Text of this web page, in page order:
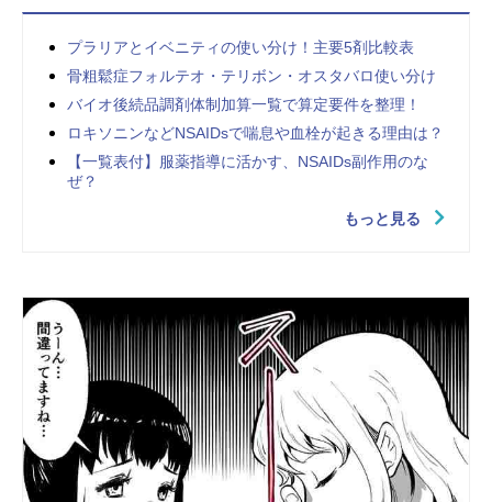
プラリアとイベニティの使い分け！主要5剤比較表
骨粗鬆症フォルテオ・テリボン・オスタバロ使い分け
バイオ後続品調剤体制加算一覧で算定要件を整理！
ロキソニンなどNSAIDsで喘息や血栓が起きる理由は？
【一覧表付】服薬指導に活かす、NSAIDs副作用のな
ぜ？
もっと見る